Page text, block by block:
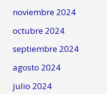
noviembre 2024
octubre 2024
septiembre 2024
agosto 2024
julio 2024